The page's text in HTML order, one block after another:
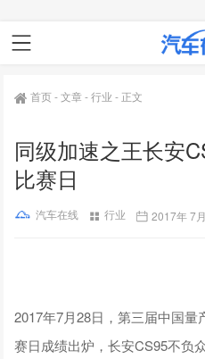
首页-文章-行业 - 正文
同级加速之王长安
比赛日
汽车在线 行业 2017年 7
2017年7月28日，第三届中国
赛日成绩出炉，长安CS95不负